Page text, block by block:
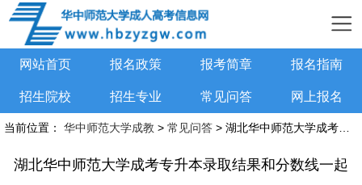
网站首页 报名政策 报考简章 报名指南
招生院校 招生专业 常见问答 网上报名
当前位置： 华中师范大学成教 > 常见问答 > 湖北华中师范大学成考专升本录取结果和分数线一起出吗？
湖北华中师范大学成考专升本录取结果和分数线一起